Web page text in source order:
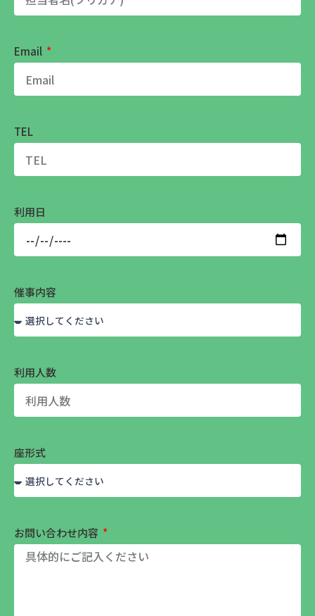
Email
TEL
利用日
催事内容
利用人数
座形式
お問い合わせ内容